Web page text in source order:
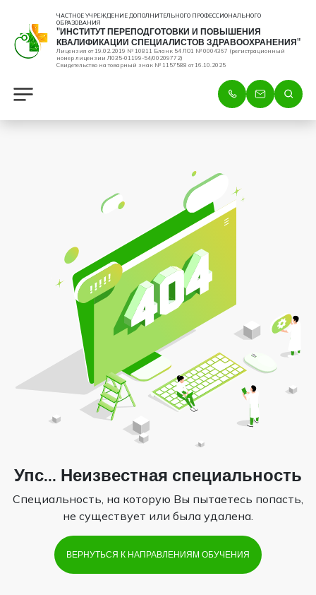
ЧАСТНОЕ УЧРЕЖДЕНИЕ ДОПОЛНИТЕЛЬНОГО ПРОФЕССИОНАЛЬНОГО
ОБРАЗОВАНИЯ
"ИНСТИТУТ ПЕРЕПОДГОТОВКИ И ПОВЫШЕНИЯ
КВАЛИФИКАЦИИ СПЕЦИАЛИСТОВ ЗДРАВООХРАНЕНИЯ"
Лицензия от 19.02.2019 № 10811 Бланк 54 ЛО1 № 0004367 (регистрационный
номер лицензии Л035-01199-54/00209772)
Свидетельство на товарный знак № 1157588 от 16.10.2025
Упс... Неизвестная специальность
Специальность, на которую Вы пытаетесь попасть,
не существует или была удалена.
ВЕРНУТЬСЯ К НАПРАВЛЕНИЯМ ОБУЧЕНИЯ